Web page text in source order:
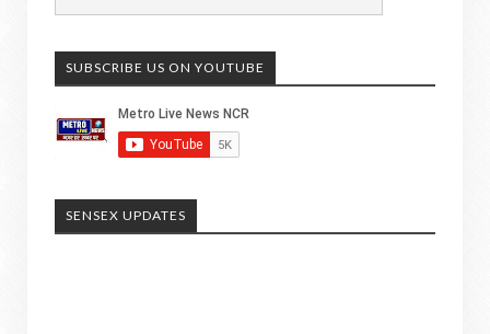
SUBSCRIBE US ON YOUTUBE
SENSEX UPDATES